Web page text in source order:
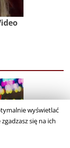
wyświetlać
się na ich